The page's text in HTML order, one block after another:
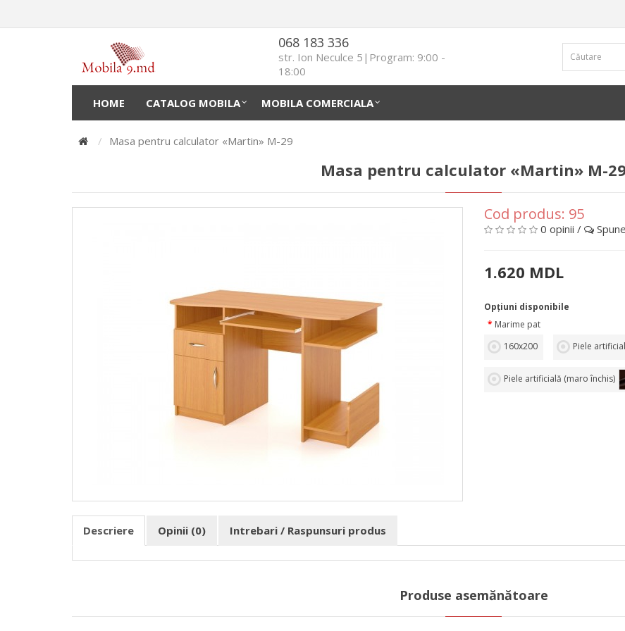
068 183 336
str. Ion Neculce 5|Program: 9:00 -
18:00
HOME CATALOG MOBILA MOBILA COMERCIALA
Masa pentru calculator «Martin» M-29
Masa pentru calculator «Martin» M-
Cod produs: 95
0 opinii /
1.620 MDL
Opţiuni disponibile
Marime pat
160х200
Piele
Piele artificială (maro închis)
Descriere Opinii (0) Intrebari / Raspunsuri produs
Produse asemănătoare